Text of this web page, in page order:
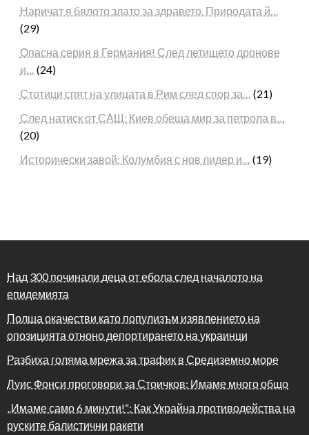
Наричат я бялото злато за здравето. Природата й…
(29)
Опасна серия в Германия! След летището дронове
и… (24)
Стотици спят на улицата в Рим след спор за… (21)
След натиск от САЩ: Киев обеща мир за петрола в…
(20)
Исторически завой: Колумбия с нов лидер и… (19)
Над 300 починали деца от ебола след началото на
епидемията
Полша окачестви като популизъм изявлението на
опозицията отноно депортирането на украинци
Разбиха голяма мрежа за трафик в Средиземно море
Луис Фонси проговори за Стоичков: Имаме много общо
„Имаме само 6 минути!“: Как Украйна противодейства на
руските балистични ракети